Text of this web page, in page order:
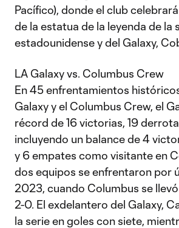
Pacífico), donde el club
de la estatua de la leyenda de la
estadounidense y del Galaxy,
LA Galaxy vs. Columbus Crew
En 45 enfrentamientos
Galaxy y el Columbus Crew, el
récord de 16 victorias, 19
incluyendo un balance de 4
y 6 empates como visitante en
dos equipos se enfrentaron por
2023, cuando Columbus se
2-0. El exdelantero del Galaxy,
la serie en goles con siete,